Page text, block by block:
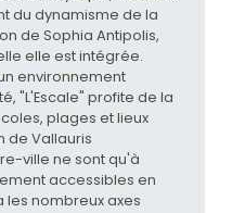
du dynamisme de la
de Sophia Antipolis,
elle est intégrée.
environnement
"L'Escale" profite de la
plages et lieux
de Vallauris
ville ne sont qu'à
accessibles en
les nombreux axes